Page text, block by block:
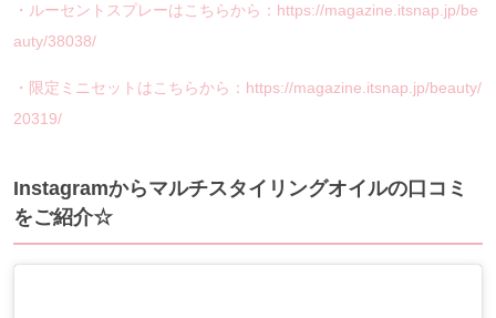
・ルーセントスプレーはこちらから：https://magazine.itsnap.jp/be
auty/38038/
・限定ミニセットはこちらから：https://magazine.itsnap.jp/beauty/
20319/
Instagramからマルチスタイリングオイルの口コミ
をご紹介☆